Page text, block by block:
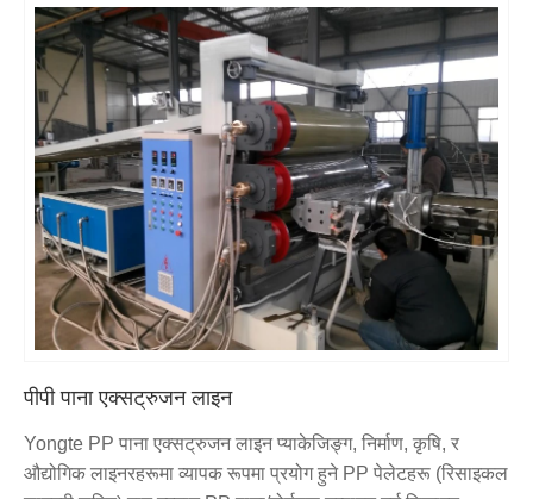
पीपी पाना एक्सट्रुजन लाइन
Yongte PP पाना एक्सट्रुजन लाइन प्याकेजिङ्ग, निर्माण, कृषि, र
औद्योगिक लाइनरहरूमा व्यापक रूपमा प्रयोग हुने PP पेलेटहरू (रिसाइकल